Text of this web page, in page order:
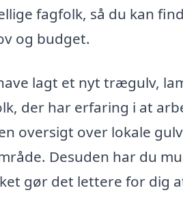
fagfolk, så du kan
og budget.
lagt et nyt trægulv,
der har erfaring i at
oversigt over lokale
Desuden har du
gør det lettere for dig